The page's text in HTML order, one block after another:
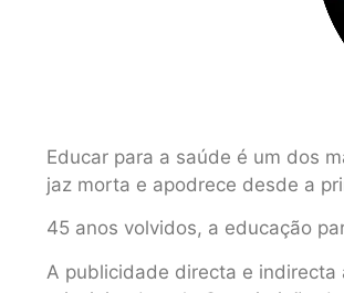
Educar para a saúde é um dos
jaz morta e apodrece desde a
45 anos volvidos, a educação
A publicidade directa e indirecta